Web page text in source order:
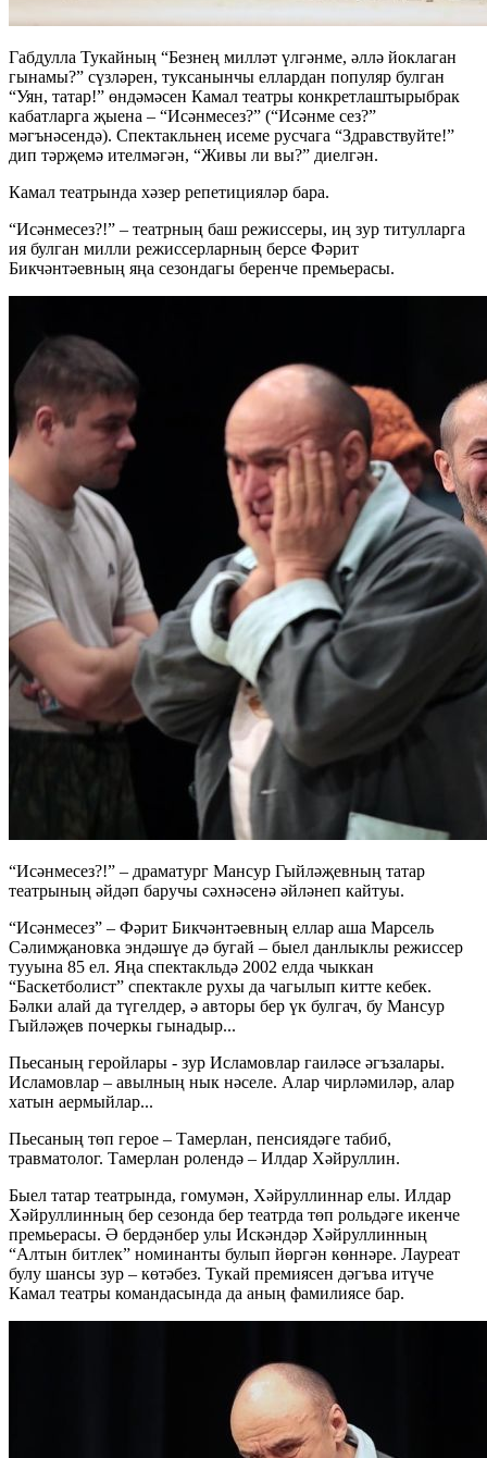
Габдулла Тукайның “Безнең милләт үлгәнме, әллә йоклаган
гынамы?” сүзләрен, туксанынчы еллардан популяр булган
“Уян, татар!” өндәмәсен Камал театры конкретлаштырыбрак
кабатларга җыена – “Исәнмесез?” (“Исәнме сез?”
мәгънәсендә). Спектакльнең исеме русчага “Здравствуйте!”
дип тәрҗемә ителмәгән, “Живы ли вы?” диелгән.
Камал театрында хәзер репетицияләр бара.
“Исәнмесез?!” – театрның баш режиссеры, иң зур титулларга
ия булган милли режиссерларның берсе Фәрит
Бикчәнтәевның яңа сезондагы беренче премьерасы.
“Исәнмесез?!” – драматург Мансур Гыйләҗевның татар
театрының әйдәп баручы сәхнәсенә әйләнеп кайтуы.
“Исәнмесез” – Фәрит Бикчәнтәевның еллар аша Марсель
Сәлимҗановка эндәшүе дә бугай – быел данлыклы режиссер
тууына 85 ел. Яңа спектакльдә 2002 елда чыккан
“Баскетболист” спектакле рухы да чагылып китте кебек.
Бәлки алай да түгелдер, ә авторы бер үк булгач, бу Мансур
Гыйләҗев почеркы гынадыр...
Пьесаның геройлары - зур Исламовлар гаиләсе әгъзалары.
Исламовлар – авылның нык нәселе. Алар чирләмиләр, алар
хатын аермыйлар...
Пьесаның төп герое – Тамерлан, пенсиядәге табиб,
травматолог. Тамерлан ролендә – Илдар Хәйруллин.
Быел татар театрында, гомумән, Хәйруллиннар елы. Илдар
Хәйруллинның бер сезонда бер театрда төп рольдәге икенче
премьерасы. Ә бердәнбер улы Искәндәр Хәйруллинның
“Алтын битлек” номинанты булып йөргән көннәре. Лауреат
булу шансы зур – көтәбез. Тукай премиясен дәгъва итүче
Камал театры командасында да аның фамилиясе бар.